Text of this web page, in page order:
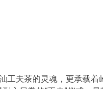
工夫茶的灵魂，更承载着